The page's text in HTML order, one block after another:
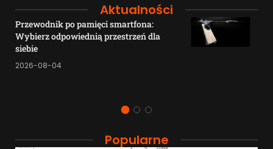
Aktualności
Przewodnik po pamięci smartfona:
Wybierz odpowiednią przestrzeń dla
siebie
2026-08-04
Popularne